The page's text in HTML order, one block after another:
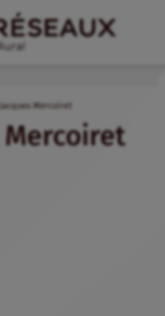
Jacques Mercoiret
Mercoiret